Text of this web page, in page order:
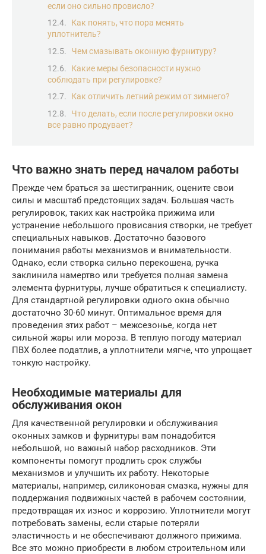
если оно сильно провисло?
Как понять, что пора менять
уплотнитель?
Чем смазывать оконную фурнитуру?
Какие меры безопасности нужно
соблюдать при регулировке?
Как отличить летний режим от зимнего?
Что делать, если после регулировки окно
все равно продувает?
Что важно знать перед началом работы
Прежде чем браться за шестигранник, оцените свои
силы и масштаб предстоящих задач. Большая часть
регулировок, таких как настройка прижима или
устранение небольшого провисания створки, не требует
специальных навыков. Достаточно базового
понимания работы механизмов и внимательности.
Однако, если створка сильно перекошена, ручка
заклинила намертво или требуется полная замена
элемента фурнитуры, лучше обратиться к специалисту.
Для стандартной регулировки одного окна обычно
достаточно 30-60 минут. Оптимальное время для
проведения этих работ – межсезонье, когда нет
сильной жары или мороза. В теплую погоду материал
ПВХ более податлив, а уплотнители мягче, что упрощает
тонкую настройку.
Необходимые материалы для
обслуживания окон
Для качественной регулировки и обслуживания
оконных замков и фурнитуры вам понадобится
небольшой, но важный набор расходников. Эти
компоненты помогут продлить срок службы
механизмов и улучшить их работу. Некоторые
материалы, например, силиконовая смазка, нужны для
поддержания подвижных частей в рабочем состоянии,
предотвращая их износ и коррозию. Уплотнители могут
потребовать замены, если старые потеряли
эластичность и не обеспечивают должного прижима.
Все это можно приобрести в любом строительном или